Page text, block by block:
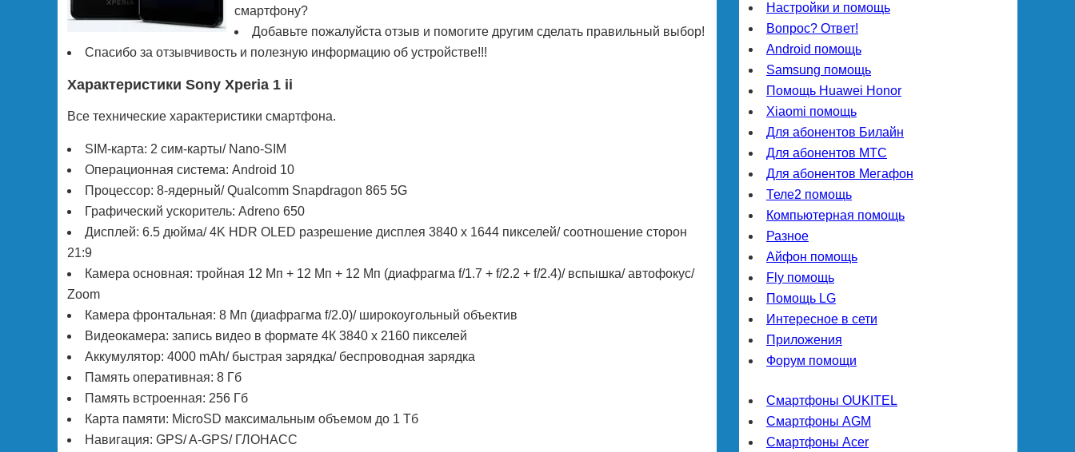
смартфону?
Добавьте пожалуйста отзыв и помогите другим сделать правильный выбор!
Спасибо за отзывчивость и полезную информацию об устройстве!!!
Характеристики Sony Xperia 1 ii
Все технические характеристики смартфона.
SIM-карта: 2 сим-карты/ Nano-SIM
Операционная система: Android 10
Процессор: 8-ядерный/ Qualcomm Snapdragon 865 5G
Графический ускоритель: Adreno 650
Дисплей: 6.5 дюйма/ 4K HDR OLED разрешение дисплея 3840 х 1644 пикселей/ соотношение сторон
21:9
Камера основная: тройная 12 Мп + 12 Мп + 12 Мп (диафрагма f/1.7 + f/2.2 + f/2.4)/ вспышка/ автофокус/
Zoom
Камера фронтальная: 8 Мп (диафрагма f/2.0)/ широкоугольный объектив
Видеокамера: запись видео в формате 4К 3840 х 2160 пикселей
Аккумулятор: 4000 mAh/ быстрая зарядка/ беспроводная зарядка
Память оперативная: 8 Гб
Память встроенная: 256 Гб
Карта памяти: MicroSD максимальным объемом до 1 Тб
Навигация: GPS/ A-GPS/ ГЛОНАСС
Настройки и помощь
Вопрос? Ответ!
Android помощь
Samsung помощь
Помощь Huawei Honor
Xiaomi помощь
Для абонентов Билайн
Для абонентов МТС
Для абонентов Мегафон
Теле2 помощь
Компьютерная помощь
Разное
Айфон помощь
Fly помощь
Помощь LG
Интересное в сети
Приложения
Форум помощи
Смартфоны OUKITEL
Смартфоны AGM
Смартфоны Acer